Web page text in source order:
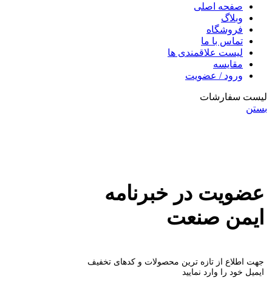
صفحه اصلی
وبلاگ
فروشگاه
تماس با ما
لیست علاقمندی ها
مقایسه
ورود / عضویت
لیست سفارشات
بستن
عضویت در خبرنامه
ایمن صنعت
جهت اطلاع از تازه ترین محصولات و کدهای تخفیف
ایمیل خود را وارد نمایید